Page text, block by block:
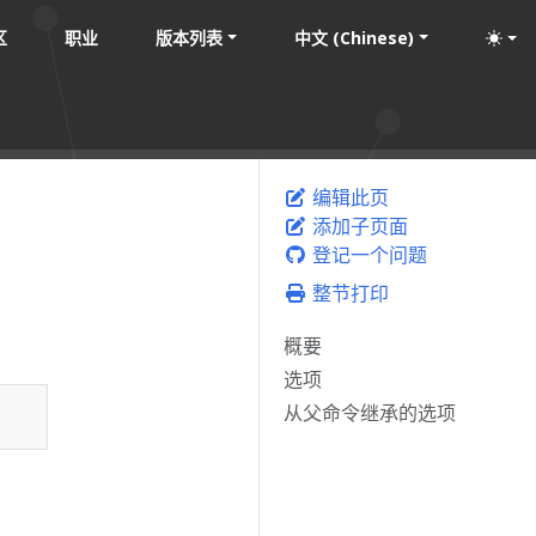
职业 版本列表 中文 (Chinese)
编辑此页
添加子页面
登记一个问题
整节打印
概要
选项
从父命令继承的选项